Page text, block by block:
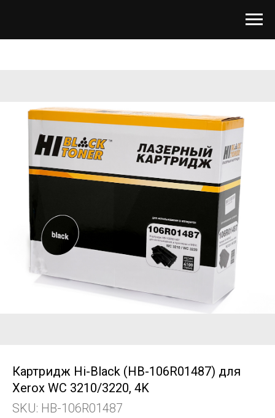
Картридж Hi-Black (HB-106R01487) для
Xerox WC 3210/3220, 4K
SKU: HB-106R01487